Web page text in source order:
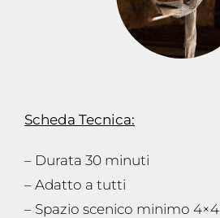
Scheda Tecnica:
– Durata 30 minuti
– Adatto a tutti
– Spazio scenico minimo 4×4